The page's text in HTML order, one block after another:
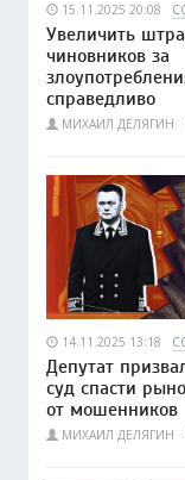
15.11.2025 20:08
Увеличить
чиновников за
справедливо
МИХАИЛ ДЕЛЯГИН
14.11.2025 13:18
Депутат
суд спасти
от мошенников
МИХАИЛ ДЕЛЯГИН